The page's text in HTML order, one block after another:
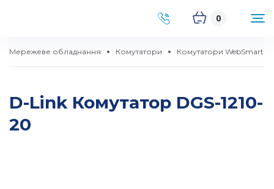
0
Мережеве обладнання Комутатори Комутатори WebSmart
D-Link Комутатор DGS-1210-
20